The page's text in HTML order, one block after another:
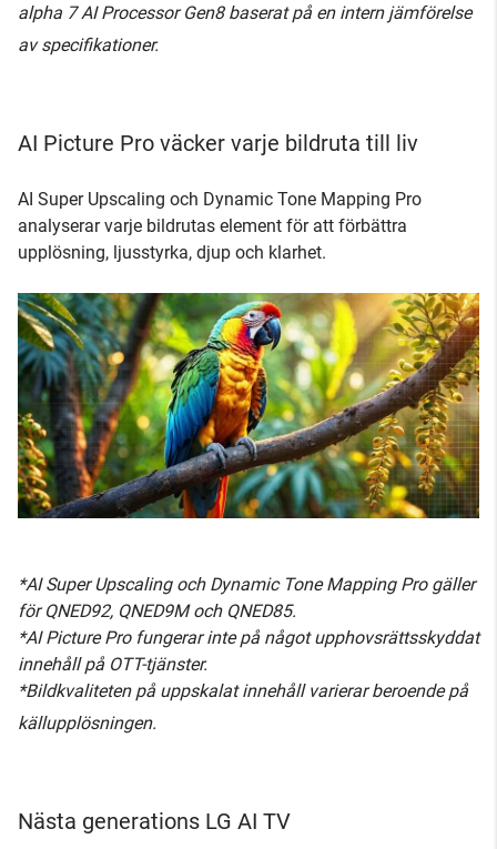
alpha 7 AI Processor Gen8 baserat på en intern jämförelse
av specifikationer.
AI Picture Pro väcker varje bildruta till liv
AI Super Upscaling och Dynamic Tone Mapping Pro
analyserar varje bildrutas element för att förbättra
upplösning, ljusstyrka, djup och klarhet.
*AI Super Upscaling och Dynamic Tone Mapping Pro gäller
för QNED92, QNED9M och QNED85.
*AI Picture Pro fungerar inte på något upphovsrättsskyddat
innehåll på OTT-tjänster.
*Bildkvaliteten på uppskalat innehåll varierar beroende på
källupplösningen.
Nästa generations LG AI TV